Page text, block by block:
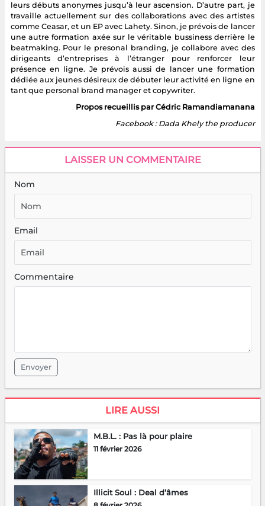
leurs débuts anonymes jusqu’à leur ascension. D’autre part, je
travaille actuellement sur des collaborations avec des artistes
comme Ceasar, et un EP avec Lahety. Sinon, je prévois de lancer
une autre formation axée sur le véritable bussiness derrière le
beatmaking. Pour le presonal branding, je collabore avec des
dirigeants d’entreprises à l’étranger pour renforcer leur
présence en ligne. Je prévois aussi de lancer une formation
dédiée aux jeunes désireux de débuter leur activité en ligne en
tant que personal brand manager et copywriter.
Propos recueillis par Cédric Ramandiamanana
Facebook : Dada Khely the producer
LAISSER UN COMMENTAIRE
Nom
Email
Commentaire
Envoyer
LIRE AUSSI
M.B.L. : Pas là pour plaire
11 février 2026
Illicit Soul : Deal d’âmes